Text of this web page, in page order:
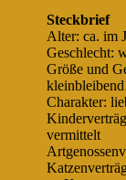
Steckbrief
Alter: ca. im
Geschlecht:
Größe und
kleinbleibend
Charakter:
vermittelt